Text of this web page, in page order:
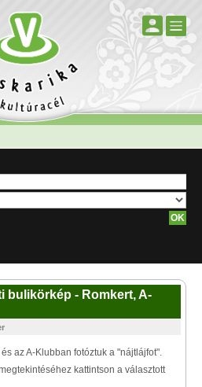
bulikörkép - Romkert, A-
az A-Klubban fotóztuk a "nájtlájfot".
kattintson a választott